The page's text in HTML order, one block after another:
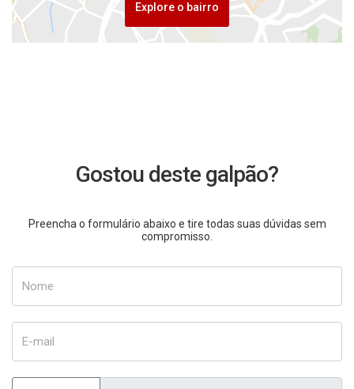
Explore o bairro
Gostou deste galpão?
Preencha o formulário abaixo e tire todas suas dúvidas sem
compromisso.